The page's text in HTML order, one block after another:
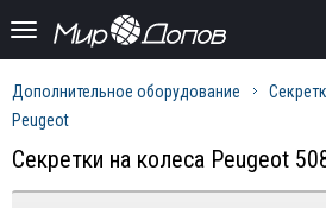
Дополнительное оборудование
Peugeot
Секретки на колеса Peugeot